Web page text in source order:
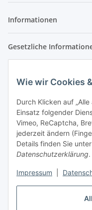
Wie wir Cookies
Durch Klicken auf
Einsatz folgender
Vimeo, ReCaptcha,
jederzeit ändern
Details finden Sie unter
Datenschutzerklärung.
Impressum
Informationen
Gesetzliche